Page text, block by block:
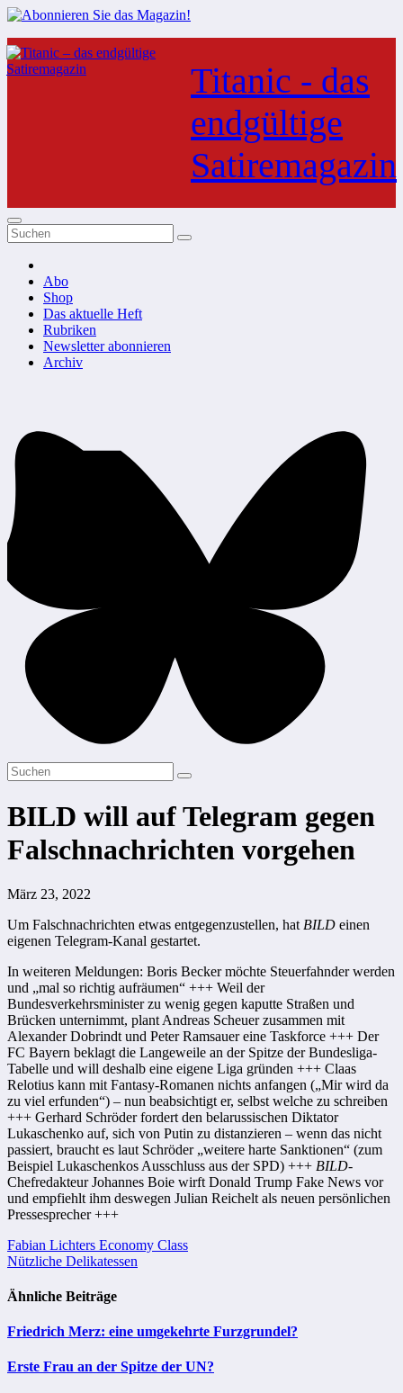
Zum
Inhalt
springen
Titanic - das
endgültige
Satiremagazin
Abo
Shop
Das aktuelle Heft
Rubriken
Newsletter abonnieren
Archiv
BILD will auf Telegram gegen
Falschnachrichten vorgehen
März 23, 2022
Um Falschnachrichten etwas entgegenzustellen, hat BILD einen
eigenen Telegram-Kanal gestartet.
In weiteren Meldungen: Boris Becker möchte Steuerfahnder werden
und „mal so richtig aufräumen“ +++ Weil der
Bundesverkehrsminister zu wenig gegen kaputte Straßen und
Brücken unternimmt, plant Andreas Scheuer zusammen mit
Alexander Dobrindt und Peter Ramsauer eine Taskforce +++ Der
FC Bayern beklagt die Langeweile an der Spitze der Bundesliga-
Tabelle und will deshalb eine eigene Liga gründen +++ Claas
Relotius kann mit Fantasy-Romanen nichts anfangen („Mir wird da
zu viel erfunden“) – nun beabsichtigt er, selbst welche zu schreiben
+++ Gerhard Schröder fordert den belarussischen Diktator
Lukaschenko auf, sich von Putin zu distanzieren – wenn das nicht
passiert, braucht es laut Schröder „weitere harte Sanktionen“ (zum
Beispiel Lukaschenkos Ausschluss aus der SPD) +++ BILD-
Chefredakteur Johannes Boie wirft Donald Trump Fake News vor
und empfiehlt ihm deswegen Julian Reichelt als neuen persönlichen
Pressesprecher +++
Beitragsnavigation
Fabian Lichters Economy Class
Nützliche Delikatessen
Ähnliche Beiträge
Friedrich Merz: eine umgekehrte Furzgrundel?
Erste Frau an der Spitze der UN?